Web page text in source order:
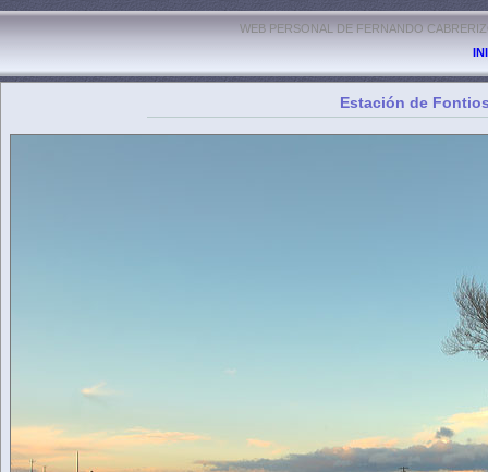
WEB PERSONAL DE FERNANDO
Estación de